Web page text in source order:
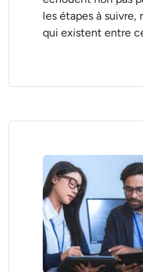
les étapes à suivre,
qui existent entre